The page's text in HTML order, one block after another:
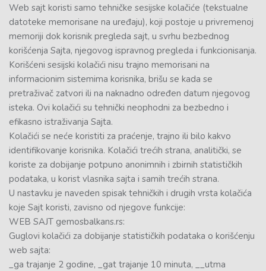
Web sajt koristi samo tehničke sesijske kolačiće (tekstualne
datoteke memorisane na uređaju), koji postoje u privremenoj
memoriji dok korisnik pregleda sajt, u svrhu bezbednog
korišćenja Sajta, njegovog ispravnog pregleda i funkcionisanja.
Korišćeni sesijski kolačići nisu trajno memorisani na
informacionim sistemima korisnika, brišu se kada se
pretraživač zatvori ili na naknadno određen datum njegovog
isteka. Ovi kolačići su tehnički neophodni za bezbedno i
efikasno istraživanja Sajta.
Kolačići se neće koristiti za praćenje, trajno ili bilo kakvo
identifikovanje korisnika. Kolačići trećih strana, analitički, se
koriste za dobijanje potpuno anonimnih i zbirnih statističkih
podataka, u korist vlasnika sajta i samih trećih strana.
U nastavku je naveden spisak tehničkih i drugih vrsta kolačića
koje Sajt koristi, zavisno od njegove funkcije:
WEB SAJT gemosbalkans.rs:
Guglovi kolačići za dobijanje statističkih podataka o korišćenju
web sajta:
_ga trajanje 2 godine, _gat trajanje 10 minuta, __utma